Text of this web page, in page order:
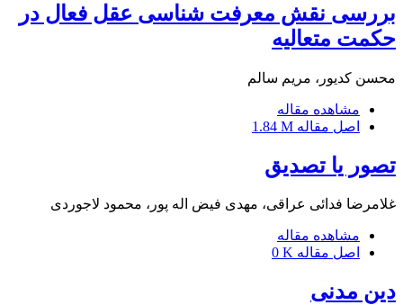
بررسی نقش معرفت شناسی عقل فعال در
حکمت متعالیه
محسن کدیور، مریم سالم
مشاهده مقاله
اصل مقاله 1.84 M
تصور یا تصدیق
غلامرضا فدائی عراقی، مهدی فیض اله پور، محمود لاجوردی
مشاهده مقاله
اصل مقاله 0 K
دین مدنی